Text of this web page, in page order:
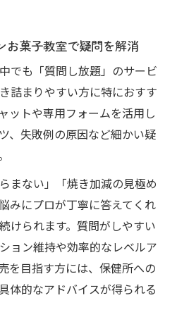
お菓子教室で疑問を解消
でも「質問し放題」のサービ
詰まりやすい方に特におすす
ットや専用フォームを活用し
、失敗例の原因など細かい疑
まない」「焼き加減の見極め
みにプロが丁寧に答えてくれ
けられます。質問がしやすい
ョン維持や効率的なレベルア
を目指す方には、保健所への
体的なアドバイスが得られる